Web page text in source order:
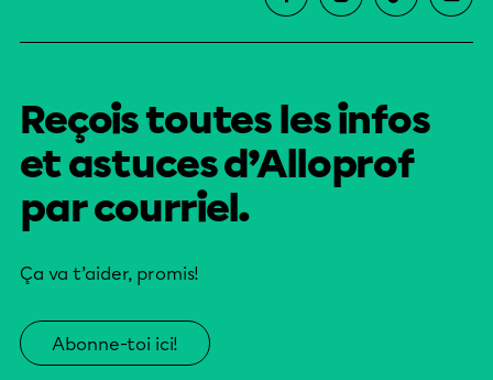
Reçois toutes les infos
et astuces d’Alloprof
par courriel.
Ça va t’aider, promis!
Abonne-toi ici!